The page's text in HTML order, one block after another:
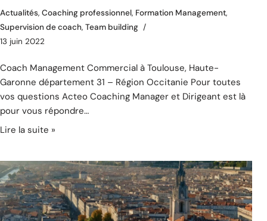
Actualités, Coaching professionnel, Formation Management,
Supervision de coach, Team building
13 juin 2022
Coach Management Commercial à Toulouse, Haute-
Garonne département 31 – Région Occitanie Pour toutes
vos questions Acteo Coaching Manager et Dirigeant est là
pour vous répondre…
Lire la suite »